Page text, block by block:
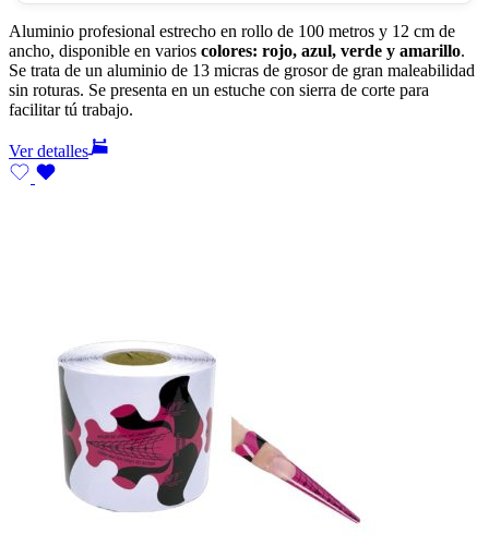
Aluminio profesional estrecho en rollo de 100 metros y 12 cm de
ancho, disponible en varios colores: rojo, azul, verde y amarillo.
Se trata de un aluminio de 13 micras de grosor de gran maleabilidad
sin roturas. Se presenta en un estuche con sierra de corte para
facilitar tú trabajo.
Ver detalles